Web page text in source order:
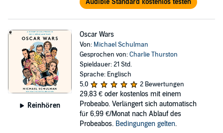
Audible Standard kostenlos testen
Reinhören
Oscar Wars
Von: Michael Schulman
Gesprochen von:Charlie Thurston
Spieldauer: 21 Std.
Sprache: Englisch
5,0
2 Bewertungen
29,83 € oder kostenlos mit einem
Probeabo. Verlängert sich automatisch
für 6,99 €/Monat nach Ablauf des
Probeabos. Bedingungen gelten.